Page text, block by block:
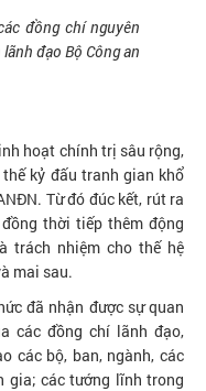
đồng chí nguyên
đạo Bộ Công an
hoạt chính trị sâu rộng,
kỷ đấu tranh gian khổ
Từ đó đúc kết, rút ra
thời tiếp thêm động
trách nhiệm cho thế hệ
mai sau.
đã nhận được sự quan
các đồng chí lãnh đạo,
các bộ, ban, ngành, các
gia; các tướng lĩnh trong